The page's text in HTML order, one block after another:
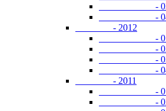
- 03-
- 04-
- 2012
- 01-
- 02-
- 03-
- 04-
- 2011
- 01-
- 02-